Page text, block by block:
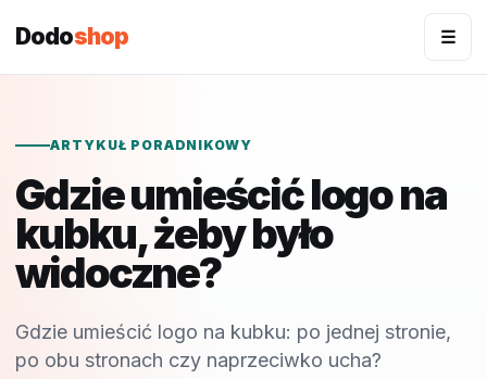
Dodoshop ☰
ARTYKUŁ PORADNIKOWY
Gdzie umieścić logo na
kubku, żeby było
widoczne?
Gdzie umieścić logo na kubku: po jednej stronie,
po obu stronach czy naprzeciwko ucha?